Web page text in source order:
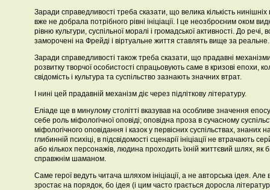
Заради справедливості треба сказати, що велика кількість нинішніх
вже не добрала потрібного рівні ініціації. І це неозброєним оком
рівню культури, суспільної моралі і громадської активності. До речі,
заморочені на Фрейді і віртуальне життя ставлять вище за реальне.
Заради справедливості також треба сказати, що прадавні
розвитку творчої особистості спрацьовують саме в кризові епохи,
свідомість і культура та суспільство зазнають значних втрат.
І нині цей прадавній механізм діє через підліткову літературу.
Еліаде ще в минулому столітті вказував на особливе значення
себе роль міфологічної оповіді; оповідна проза в сучасному
міфологічного оповідання і казок у первісних суспільствах, знаних
глибинній психіці, в підсвідомості сценарії ініціації не втрачають
або кількох персонажів, людина проходить їхній життєвий шлях,
справжнім шаманом.
Саме герої ведуть читача шляхом ініціації, а не авторська ідея. Але
зростає на порядок, бо ідея (і цим часто грається доросла